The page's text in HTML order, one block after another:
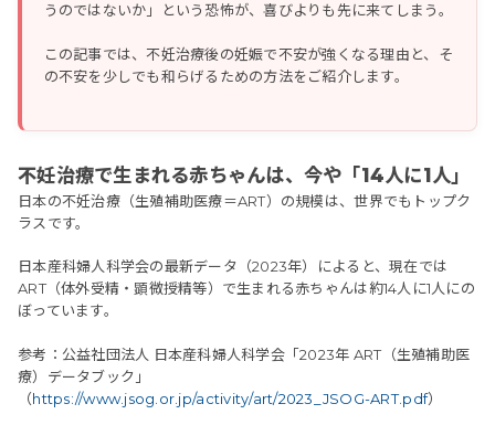
うのではないか」という恐怖が、喜びよりも先に来てしまう。
この記事では、不妊治療後の妊娠で不安が強くなる理由と、そ
の不安を少しでも和らげるための方法をご紹介します。
不妊治療で生まれる赤ちゃんは、今や「14人に1人」
日本の不妊治療（生殖補助医療＝ART）の規模は、世界でもトップク
ラスです。
日本産科婦人科学会の最新データ（2023年）によると、現在では
ART（体外受精・顕微授精等）で生まれる赤ちゃんは約14人に1人にの
ぼっています。
参考：公益社団法人 日本産科婦人科学会「2023年 ART（生殖補助医
療）データブック」
（https://www.jsog.or.jp/activity/art/2023_JSOG-ART.pdf）